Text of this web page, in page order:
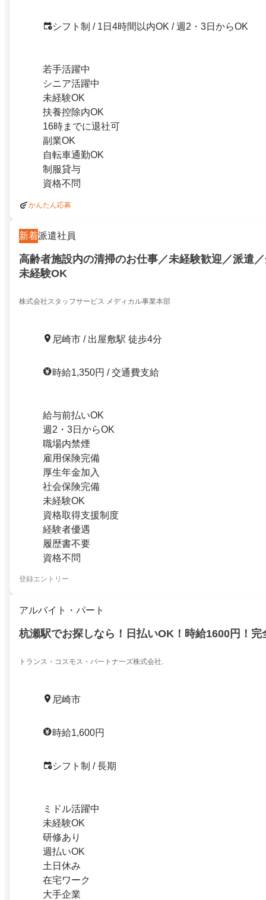
シフト制 / 1日4時間以内OK / 週2・3日からOK
若手活躍中
シニア活躍中
未経験OK
扶養控除内OK
16時までに退社可
副業OK
自転車通勤OK
制服貸与
資格不問
かんたん応募
新着派遣社員
高齢者施設内の清掃のお仕事／未経験歓迎／派遣
未経験OK
株式会社スタッフサービス メディカル事業本部
尼崎市 / 出屋敷駅 徒歩4分
時給1,350円 / 交通費支給
給与前払いOK
週2・3日からOK
職場内禁煙
雇用保険完備
厚生年金加入
社会保険完備
未経験OK
資格取得支援制度
経験者優遇
履歴書不要
資格不問
登録エントリー
アルバイト・パート
杭瀬駅でお探しなら！日払いOK！時給1600円！完
トランス・コスモス・パ一トナ一ズ株式会社.
尼崎市
時給1,600円
シフト制 / 長期
ミドル活躍中
未経験OK
研修あり
週払いOK
土日休み
在宅ワーク
大手企業